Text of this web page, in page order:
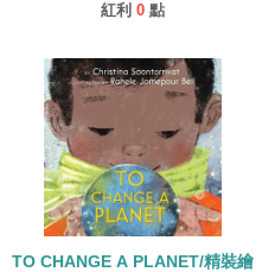
紅利 0 點
TO CHANGE A PLANET/精裝繪本